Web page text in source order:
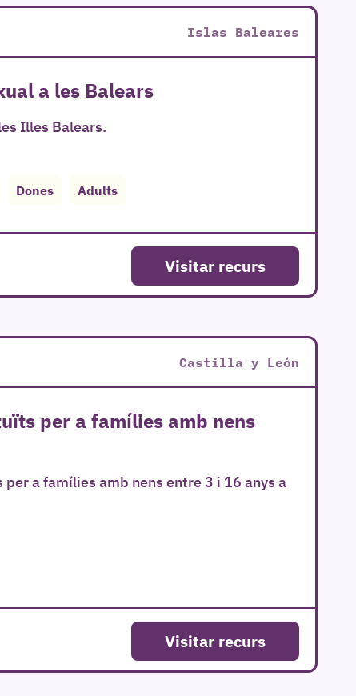
Islas Baleares
a les Balears
Illes Balears.
Dones Adults
Visitar recurs
Castilla y León
per a famílies amb nens
a famílies amb nens entre 3 i 16 anys a
Visitar recurs